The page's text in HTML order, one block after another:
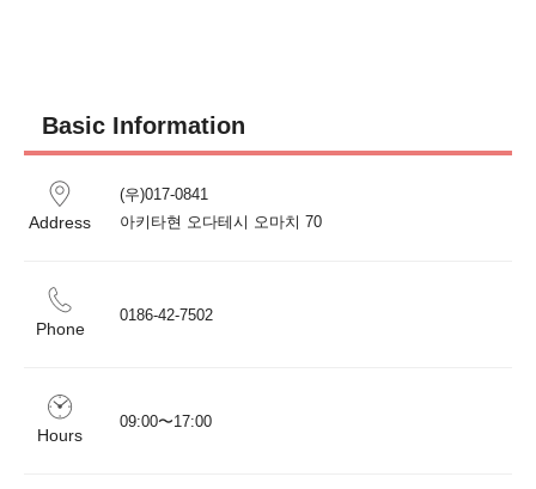
Basic Information
Address
(우)017-0841
아키타현 오다테시 오마치 70
Phone
Hours
09:00〜17:00